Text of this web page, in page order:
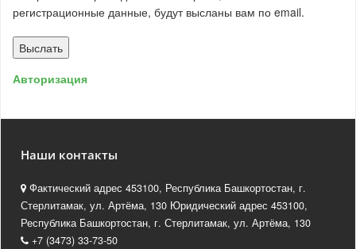
регистрационные данные, будут высланы вам по email.
Авторизация
Наши контакты
Фактический адрес 453100, Республика Башкортостан, г.
Стерлитамак, ул. Артёма, 130 Юридический адрес 453100,
Республика Башкортостан, г. Стерлитамак, ул. Артёма, 130
+7 (3473) 33-73-50